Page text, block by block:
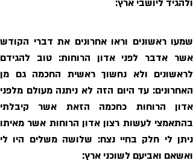
ולהגיד ליושבי ארץ:
ואשאם ואביעם לשוכני ארץ: